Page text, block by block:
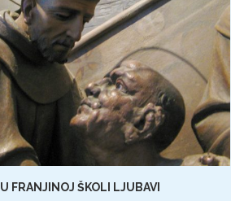
U FRANJINOJ ŠKOLI LJUBAVI